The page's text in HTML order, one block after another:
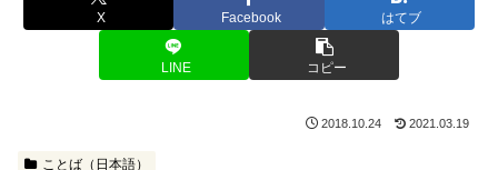
X Facebook はてブ
LINE コピー
2018.10.24 2021.03.19
ことば（日本語）